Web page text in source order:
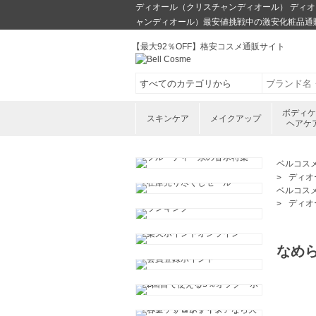
ディオール（クリスチャンディオール） ディ
ャンディオール）最安値挑戦中の激安化粧品
【最大92％OFF】格安コスメ通販サイト
スキンケア メイクアップ
ボディ
ヘアケ
ベルコス
ディオ
ベルコス
ディオ
なめ